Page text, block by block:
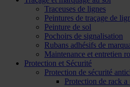
Traceuses de lignes
Peintures de traçage de
Peinture de sol
Pochoirs de signalisation
Rubans adhésifs de
Maintenance et entretien
Protection et Sécurité
Protection de sécurité
Protection de rack a